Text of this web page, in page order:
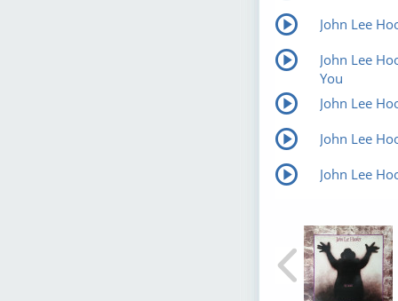
John Lee
John Lee
You
John Lee
John Lee
John Lee